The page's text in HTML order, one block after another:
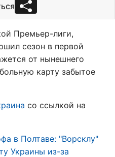
Премьер-лиги,
сезон в первой
от нынешнего
карту забытое
со ссылкой на
в Полтаве: "Ворсклу"
Украины из-за